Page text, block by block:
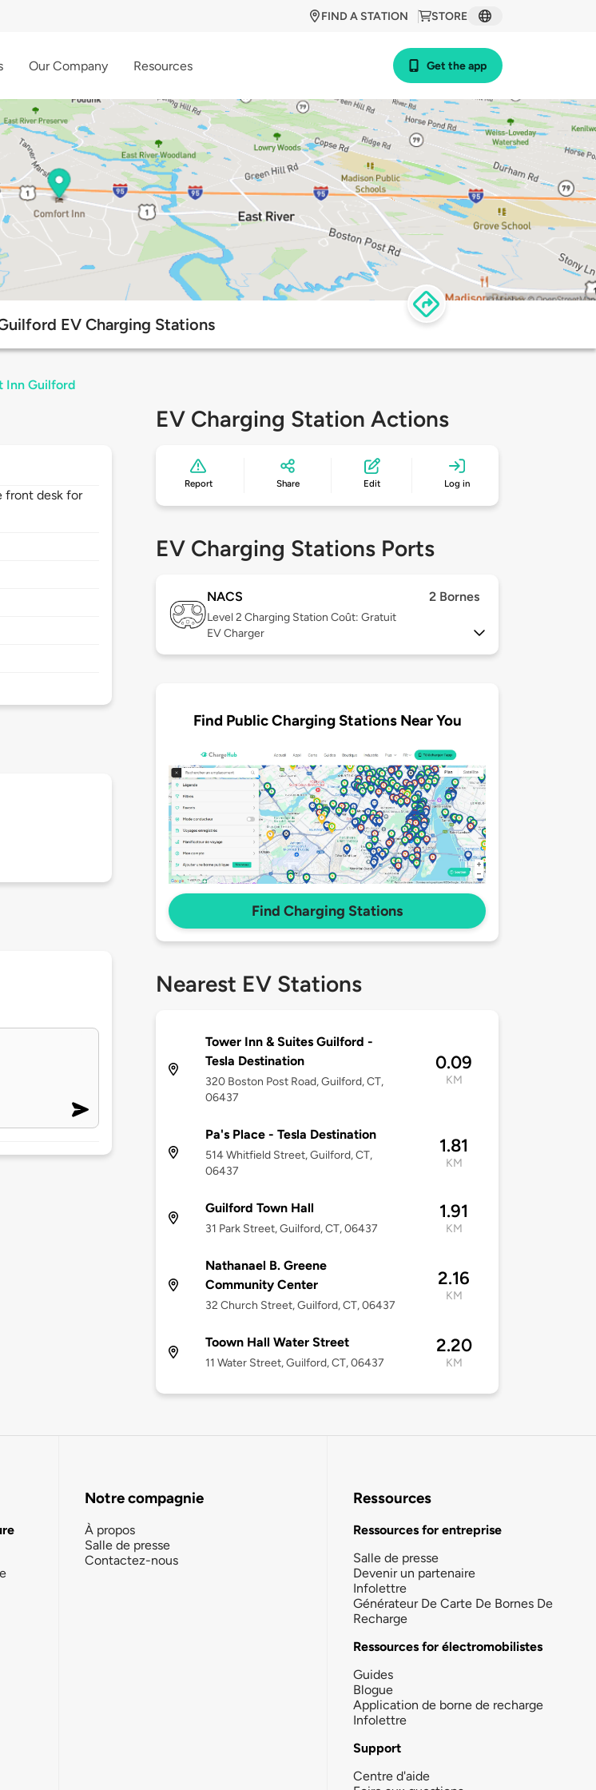
STORE
FIND A STATION
Our Company Resources Get the app
EV Charging Stations
Inn Guilford
front desk for
EV Charging Station Actions
Report Share Edit Log in
EV Charging Stations Ports
NACS 2 Bornes
Level 2 Charging Station Coût: Gratuit
EV Charger
Find Public Charging Stations Near You
Find Charging Stations
Nearest EV Stations
Tower Inn & Suites Guilford -
Tesla Destination
320 Boston Post Road, Guilford, CT,
06437
0.09
KM
Pa's Place - Tesla Destination
514 Whitfield Street, Guilford, CT,
06437
1.81
KM
Guilford Town Hall
31 Park Street, Guilford, CT, 06437
1.91
KM
Nathanael B. Greene
Community Center
32 Church Street, Guilford, CT, 06437
2.16
KM
Toown Hall Water Street
11 Water Street, Guilford, CT, 06437
2.20
KM
Notre compagnie
À propos
Salle de presse
Contactez-nous
Ressources
Ressources for entreprise
Salle de presse
Devenir un partenaire
Infolettre
Générateur De Carte De Bornes De
Recharge
Ressources for électromobilistes
Guides
Blogue
Application de borne de recharge
Infolettre
Support
Centre d'aide